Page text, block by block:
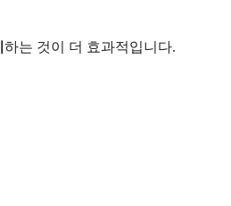
하는 것이 더 효과적입니다.